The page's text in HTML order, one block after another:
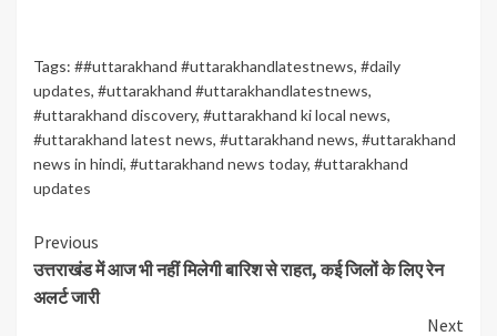
Tags: ##uttarakhand #uttarakhandlatestnews, #daily
updates, #uttarakhand #uttarakhandlatestnews,
#uttarakhand discovery, #uttarakhand ki local news,
#uttarakhand latest news, #uttarakhand news, #uttarakhand
news in hindi, #uttarakhand news today, #uttarakhand
updates
Continue
Reading
Previous
उत्तराखंड में आज भी नहीं मिलेगी बारिश से राहत, कई जिलों के लिए रेन
अलर्ट जारी
Next